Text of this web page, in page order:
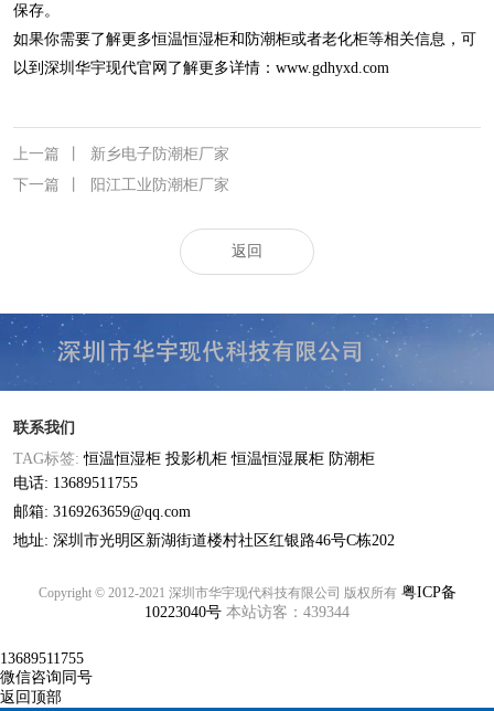
保存。
如果你需要了解更多恒温恒湿柜和防潮柜或者老化柜等相关信息，可
以到深圳华宇现代官网了解更多详情： www.gdhyxd.com
上一篇
新乡电子防潮柜厂家
下一篇
阳江工业防潮柜厂家
返回
联系我们
TAG标签:恒温恒湿柜 投影机柜 恒温恒湿展柜 防潮柜
电话: 13689511755
邮箱: 3169263659@qq.com
地址: 深圳市光明区新湖街道楼村社区红银路46号C栋202
Copyright © 2012-2021 深圳市华宇现代科技有限公司 版权所有 粤ICP备
10223040号 本站访客：439344
13689511755
微信咨询同号
返回顶部